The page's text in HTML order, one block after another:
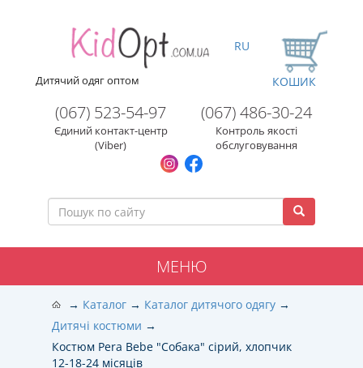
Дитячий одяг оптом
(067) 523-54-97
Єдиний контакт-центр
(Viber)
(067) 486-30-24
Контроль якості
обслуговування
RU
КОШИК
МЕНЮ
Каталог
Каталог дитячого одягу
Дитячі костюми
Костюм Pera Bebe "Собака" сірий, хлопчик
12-18-24 місяців